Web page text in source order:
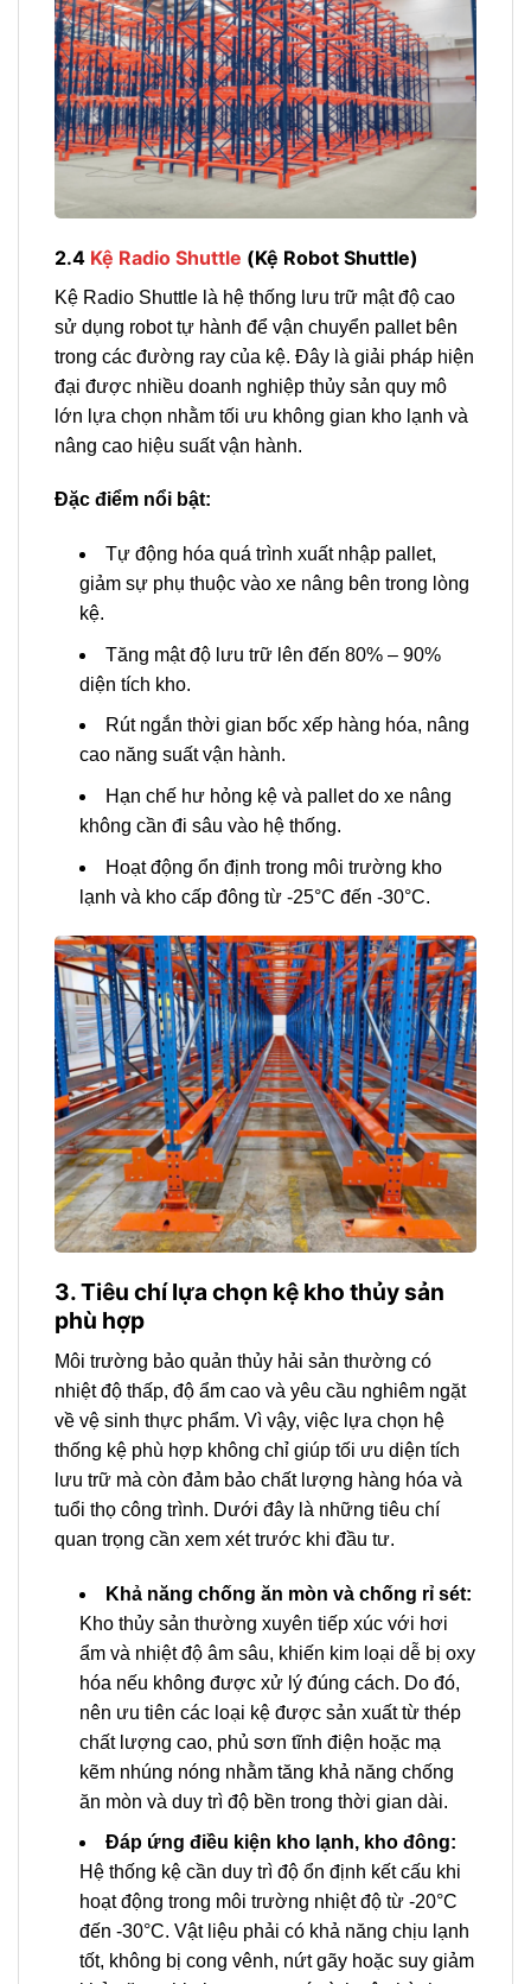
2.4 Kệ Radio Shuttle (Kệ Robot Shuttle)
Kệ Radio Shuttle là hệ thống lưu trữ mật độ cao
sử dụng robot tự hành để vận chuyển pallet bên
trong các đường ray của kệ. Đây là giải pháp hiện
đại được nhiều doanh nghiệp thủy sản quy mô
lớn lựa chọn nhằm tối ưu không gian kho lạnh và
nâng cao hiệu suất vận hành.
Đặc điểm nổi bật:
Tự động hóa quá trình xuất nhập pallet,
giảm sự phụ thuộc vào xe nâng bên trong lòng
kệ.
Tăng mật độ lưu trữ lên đến 80% – 90%
diện tích kho.
Rút ngắn thời gian bốc xếp hàng hóa, nâng
cao năng suất vận hành.
Hạn chế hư hỏng kệ và pallet do xe nâng
không cần đi sâu vào hệ thống.
Hoạt động ổn định trong môi trường kho
lạnh và kho cấp đông từ -25°C đến -30°C.
3. Tiêu chí lựa chọn kệ kho thủy sản
phù hợp
Môi trường bảo quản thủy hải sản thường có
nhiệt độ thấp, độ ẩm cao và yêu cầu nghiêm ngặt
về vệ sinh thực phẩm. Vì vậy, việc lựa chọn hệ
thống kệ phù hợp không chỉ giúp tối ưu diện tích
lưu trữ mà còn đảm bảo chất lượng hàng hóa và
tuổi thọ công trình. Dưới đây là những tiêu chí
quan trọng cần xem xét trước khi đầu tư.
Khả năng chống ăn mòn và chống rỉ sét:
Kho thủy sản thường xuyên tiếp xúc với hơi
ẩm và nhiệt độ âm sâu, khiến kim loại dễ bị oxy
hóa nếu không được xử lý đúng cách. Do đó,
nên ưu tiên các loại kệ được sản xuất từ thép
chất lượng cao, phủ sơn tĩnh điện hoặc mạ
kẽm nhúng nóng nhằm tăng khả năng chống
ăn mòn và duy trì độ bền trong thời gian dài.
Đáp ứng điều kiện kho lạnh, kho đông:
Hệ thống kệ cần duy trì độ ổn định kết cấu khi
hoạt động trong môi trường nhiệt độ từ -20°C
đến -30°C. Vật liệu phải có khả năng chịu lạnh
tốt, không bị cong vênh, nứt gãy hoặc suy giảm